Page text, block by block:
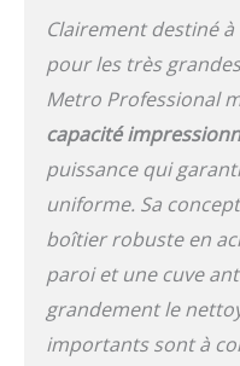
Clairement destiné
pour les très
Metro Professional
capacité
puissance qui
uniforme. Sa
boîtier robuste en
paroi et une cuve
grandement le
importants sont à